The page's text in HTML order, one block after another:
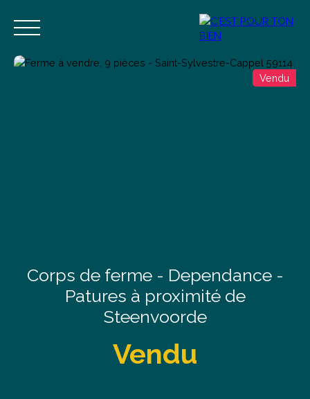
Vendu
Corps de ferme - Dependance -
Patures à proximité de
Steenvoorde
Vendu